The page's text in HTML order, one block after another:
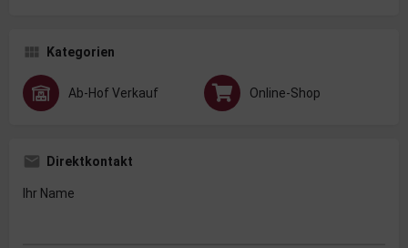
Kategorien
Ab-Hof Verkauf Online-Shop
Direktkontakt
Ihr Name